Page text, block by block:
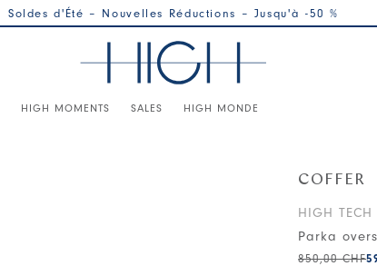
Soldes d'Été – Nouvelles Réductions – Jusqu'à -50 %
HIGH MOMENTS SALES HIGH MONDE
COFFER
HIGH TECH
Parka
850,00 CHF